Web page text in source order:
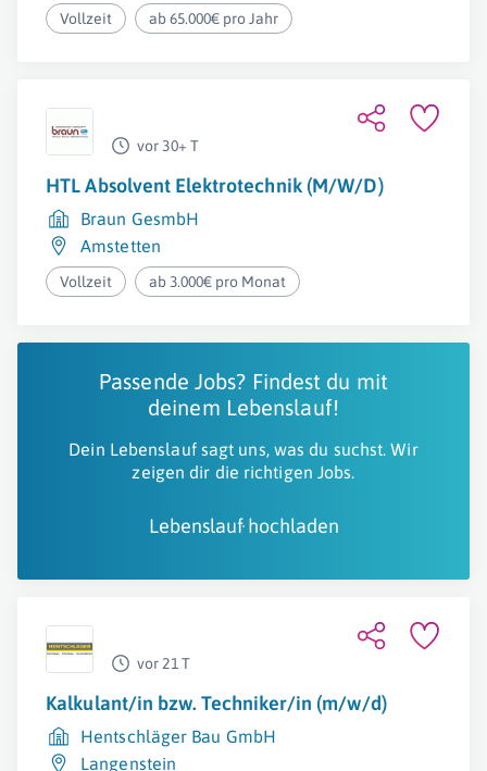
Vollzeit ab 65.000€ pro Jahr
vor 30+ T
HTL Absolvent Elektrotechnik (M/W/D)
Braun GesmbH
Amstetten
Vollzeit ab 3.000€ pro Monat
Passende Jobs? Findest du mit
deinem Lebenslauf!
Dein Lebenslauf sagt uns, was du suchst. Wir
zeigen dir die richtigen Jobs.
Lebenslauf hochladen
vor 21 T
Kalkulant/in bzw. Techniker/in (m/w/d)
Hentschläger Bau GmbH
Langenstein